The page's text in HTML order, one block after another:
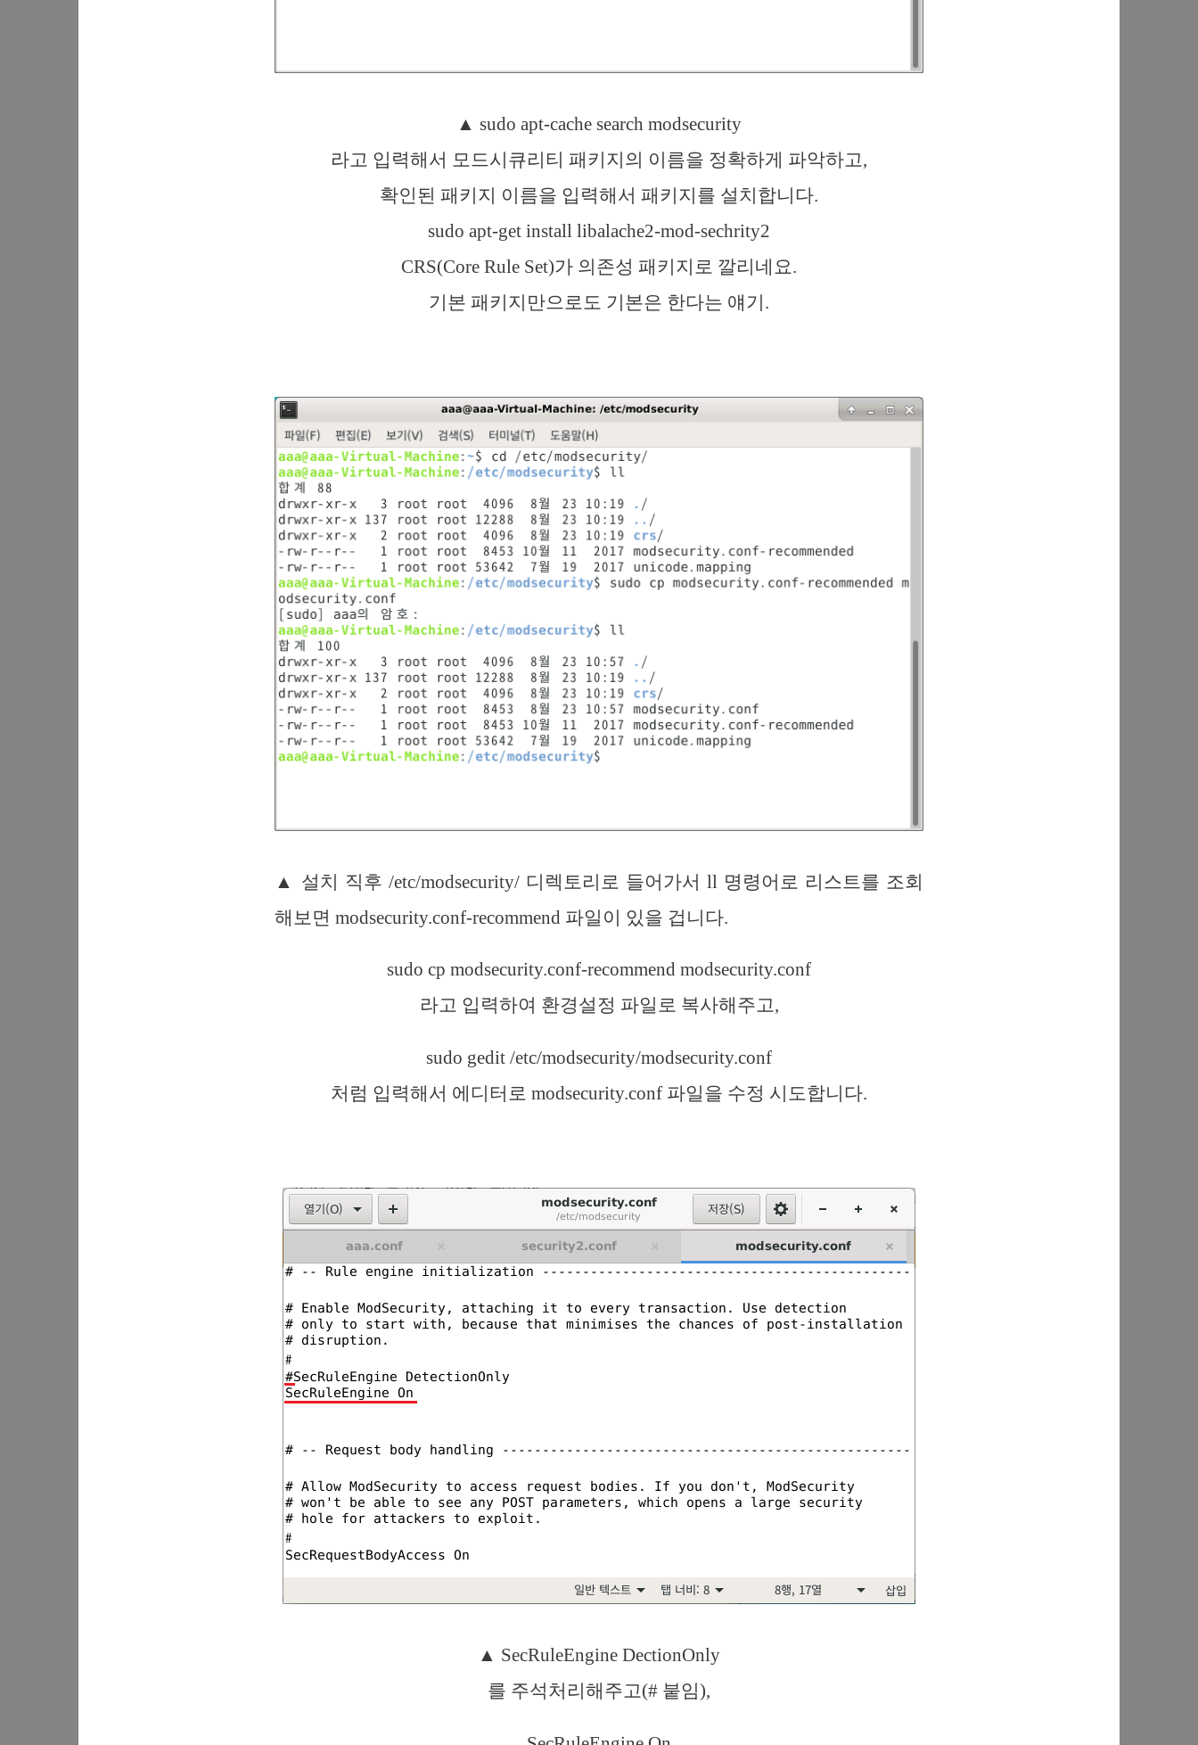
▲ sudo apt-cache search modsecurity
라고 입력해서 모드시큐리티 패키지의 이름을 정확하게 파악하고,
확인된 패키지 이름을 입력해서 패키지를 설치합니다.
sudo apt-get install libalache2-mod-sechrity2
CRS(Core Rule Set)가 의존성 패키지로 깔리네요.
기본 패키지만으로도 기본은 한다는 얘기.
▲ 설치 직후 /etc/modsecurity/ 디렉토리로 들어가서 ll 명령어로 리스트를 조회
해보면 modsecurity.conf-recommend 파일이 있을 겁니다.
sudo cp modsecurity.conf-recommend modsecurity.conf
라고 입력하여 환경설정 파일로 복사해주고,
sudo gedit /etc/modsecurity/modsecurity.conf
처럼 입력해서 에디터로 modsecurity.conf 파일을 수정 시도합니다.
▲ SecRuleEngine DectionOnly
를 주석처리해주고(# 붙임),